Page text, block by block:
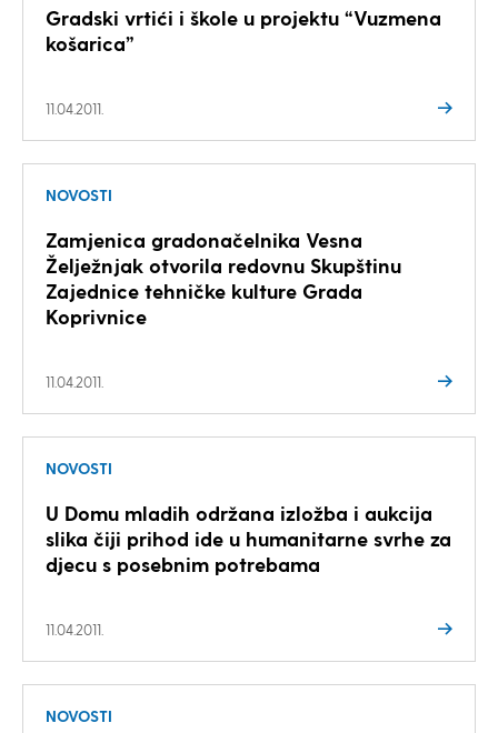
Gradski vrtići i škole u projektu “Vuzmena
košarica”
11.04.2011.
NOVOSTI
Zamjenica gradonačelnika Vesna
Želježnjak otvorila redovnu Skupštinu
Zajednice tehničke kulture Grada
Koprivnice
11.04.2011.
NOVOSTI
U Domu mladih održana izložba i aukcija
slika čiji prihod ide u humanitarne svrhe za
djecu s posebnim potrebama
11.04.2011.
NOVOSTI